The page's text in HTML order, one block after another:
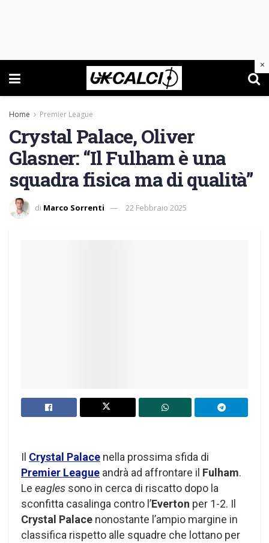
Home Premier League
Crystal Palace, Oliver
Glasner: “Il Fulham è una
squadra fisica ma di qualità”
di Marco Sorrenti 22 Febbraio 2025
Il Crystal Palace nella prossima sfida di
Premier League andrà ad affrontare il Fulham.
Le eagles sono in cerca di riscatto dopo la
sconfitta casalinga contro l’Everton per 1-2. Il
Crystal Palace nonostante l’ampio margine in
classifica rispetto alle squadre che lottano per
×